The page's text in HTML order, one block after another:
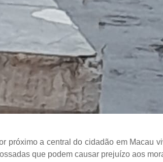
próximo a central do cidadão em Macau
que podem causar prejuízo aos